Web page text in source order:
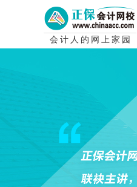
会计人的网上家园